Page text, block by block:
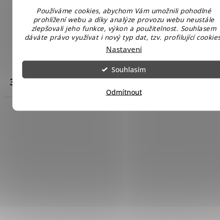
Používáme cookies, abychom Vám umožnili pohodlné
prohlížení webu a díky analýze provozu webu neustále
zlepšovali jeho funkce, výkon a použitelnost. Souhlasem
dáváte právo využívat i nový typ dat, tzv. profilující
Nastavení
Odmítnout
Souhlasím
CF 10454 Bazénová filtrace CLEAN SMART 6 m³/h-
včetně filtračních kuliček
Skladem u nás
3 449 Kč